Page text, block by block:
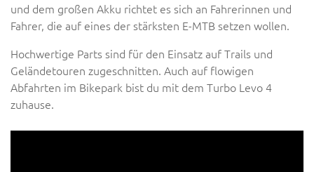
und dem großen Akku richtet es sich an Fahrerinnen und
Fahrer, die auf eines der stärksten E-MTB setzen wollen.
Hochwertige Parts sind für den Einsatz auf Trails und
Geländetouren zugeschnitten. Auch auf flowigen
Abfahrten im Bikepark bist du mit dem Turbo Levo 4
zuhause.